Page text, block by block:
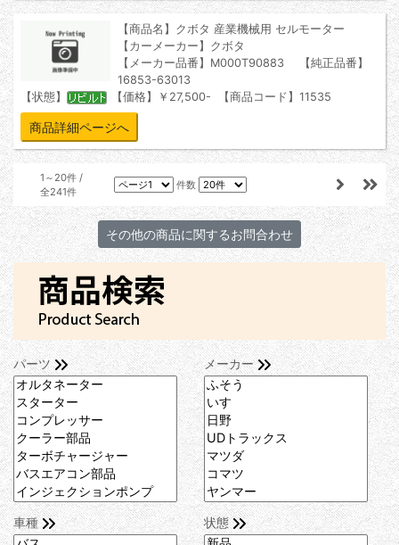
【商品名】クボタ 産業機械用 セルモーター
【カーメーカー】クボタ
【メーカー品番】M000T90883 【純正品番】
16853-63013
【状態】
【価格】￥27,500- 【商品コード】11535
商品詳細ページへ
1～20件 /
全241件
件数
パーツ メーカー
車種 状態